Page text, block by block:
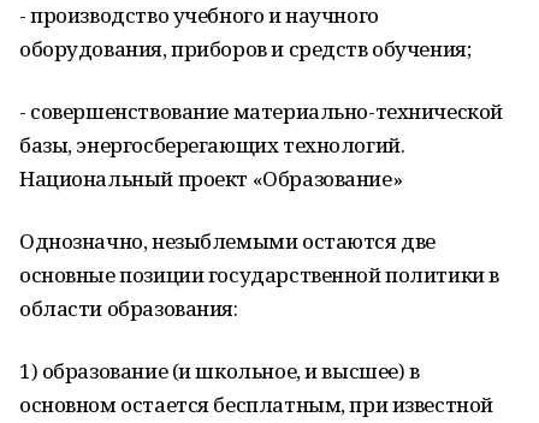
- производство учебного и научного
оборудования, приборов и средств обучения;
- совершенствование материально-технической
базы, энергосберегающих технологий.
Национальный проект «Образование»
Однозначно, незыблемыми остаются две
основные позиции государственной политики в
области образования:
1) образование (и школьное, и высшее) в
основном остается бесплатным, при известной